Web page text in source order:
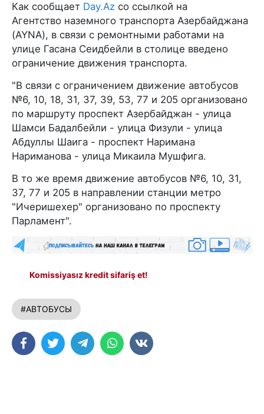
Как сообщает Day.Az со ссылкой на
Агентство наземного транспорта Азербайджана
(AYNA), в связи с ремонтными работами на
улице Гасана Сеидбейли в столице введено
ограничение движения транспорта.
"В связи с ограничением движение автобусов
№6, 10, 18, 31, 37, 39, 53, 77 и 205 организовано
по маршруту проспект Азербайджан - улица
Шамси Бадалбейли - улица Физули - улица
Абдуллы Шаига - проспект Наримана
Нариманова - улица Микаила Мушфига.
В то же время движение автобусов №6, 10, 31,
37, 77 и 205 в направлении станции метро
"Ичеришехер" организовано по проспекту
Парламент".
Komissiyasız kredit sifariş et!
#АВТОБУСЫ